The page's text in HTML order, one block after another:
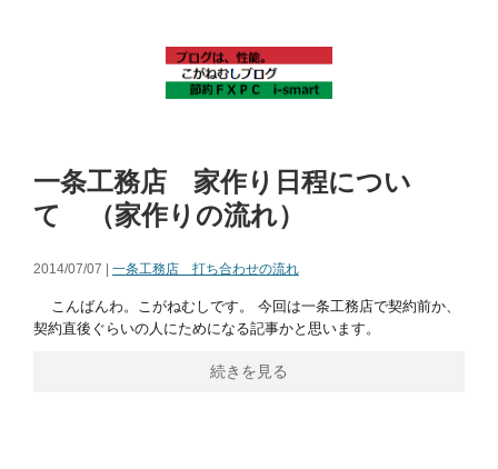
一条工務店 家作り日程につい
て （家作りの流れ）
2014/07/07 | 一条工務店 打ち合わせの流れ
こんばんわ。こがねむしです。 今回は一条工務店で契約前か、
契約直後ぐらいの人にためになる記事かと思います。
続きを見る